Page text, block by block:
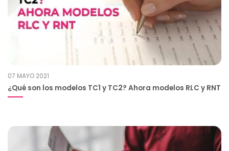
07 MAYO 2021
¿Qué son los modelos TC1 y TC2? Ahora modelos RLC y RNT